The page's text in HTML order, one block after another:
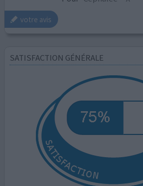
votre avis
SATISFACTION GÉNÉRALE